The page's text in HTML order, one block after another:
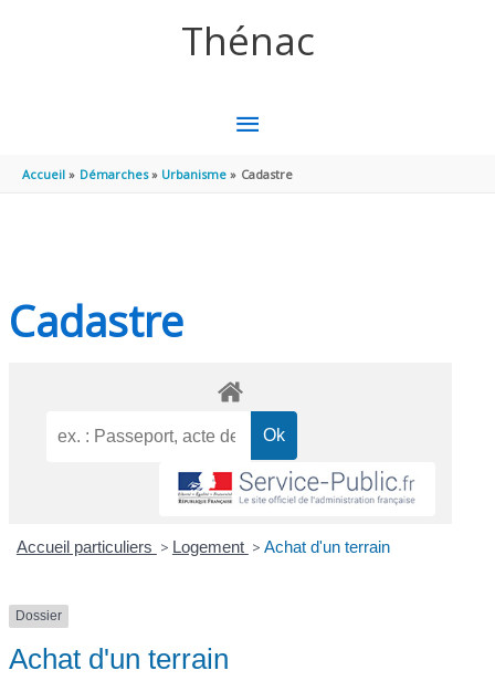
Thénac
MENU
PRINCIPAL
Accueil Démarches Urbanisme Cadastre
Cadastre
Accueil particuliers > Logement > Achat d'un terrain
Dossier
Achat d'un terrain